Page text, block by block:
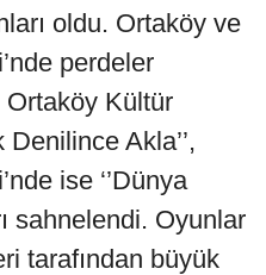
oldu. Ortaköy ve
perdeler
Ortaköy Kültür
Denilince Akla’’,
ise ‘’Dünya
sahnelendi. Oyunlar
tarafından büyük